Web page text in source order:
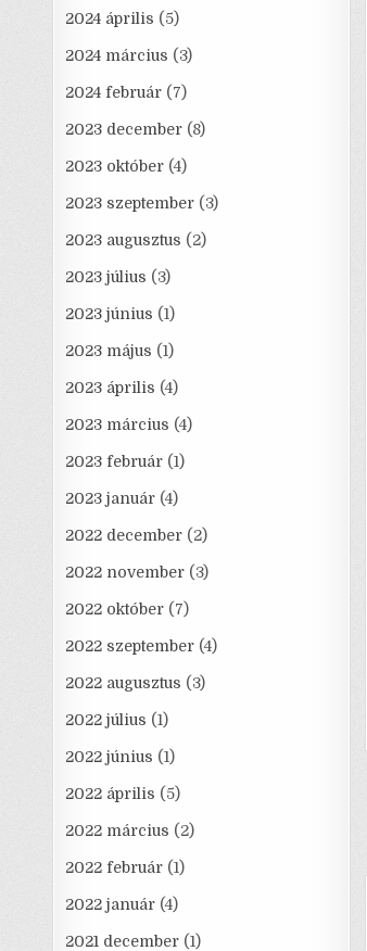
2024 április (5)
2024 március (3)
2024 február (7)
2023 december (8)
2023 október (4)
2023 szeptember (3)
2023 augusztus (2)
2023 július (3)
2023 június (1)
2023 május (1)
2023 április (4)
2023 március (4)
2023 február (1)
2023 január (4)
2022 december (2)
2022 november (3)
2022 október (7)
2022 szeptember (4)
2022 augusztus (3)
2022 július (1)
2022 június (1)
2022 április (5)
2022 március (2)
2022 február (1)
2022 január (4)
2021 december (1)